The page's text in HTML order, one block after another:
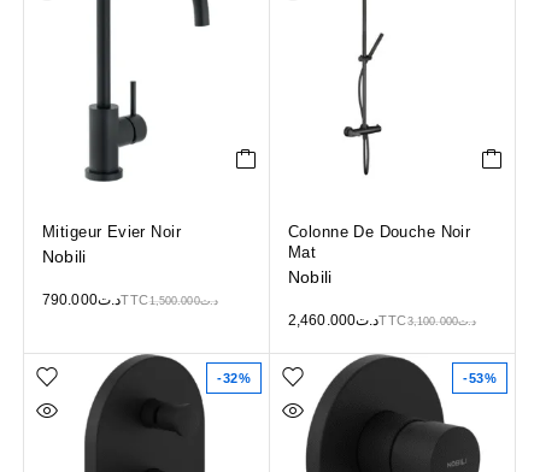
Mitigeur Evier Noir
Nobili
د.ت1,500.000 د.ت790.000 TTC
Colonne De Douche Noir
Mat
Nobili
د.ت3,100.000 د.ت2,460.000 TTC
-32% -53%